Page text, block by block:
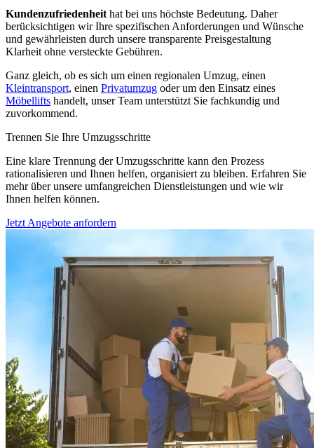
Kundenzufriedenheit hat bei uns höchste Bedeutung. Daher
berücksichtigen wir Ihre spezifischen Anforderungen und Wünsche
und gewährleisten durch unsere transparente Preisgestaltung
Klarheit ohne versteckte Gebühren.
Ganz gleich, ob es sich um einen regionalen Umzug, einen
Kleintransport, einen Privatumzug oder um den Einsatz eines
Möbellifts handelt, unser Team unterstützt Sie fachkundig und
zuvorkommend.
Trennen Sie Ihre Umzugsschritte
Eine klare Trennung der Umzugsschritte kann den Prozess
rationalisieren und Ihnen helfen, organisiert zu bleiben. Erfahren Sie
mehr über unsere umfangreichen Dienstleistungen und wie wir
Ihnen helfen können.
Jetzt Angebote anfordern